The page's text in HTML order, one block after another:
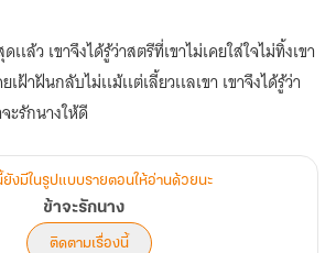
เล้ว เขาจึงได้รู้ว่าสตรีที่เขาไม่เคยใส่ใจไม่ทิ้งเขา
ฝ้าฝันกลับไม่เเม้เเต่เลี้ยวเเลเขา เขาจึงได้รู้ว่า
ะรักนางให้ดี
ยังมีในรูปแบบรายตอนให้อ่านด้วยนะ
ข้าจะรักนาง
ติดตามเรื่องนี้